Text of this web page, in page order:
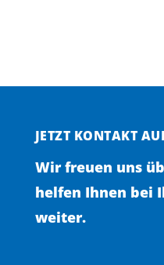
JETZT KONTAKT
Wir freuen uns
helfen Ihnen bei
weiter.